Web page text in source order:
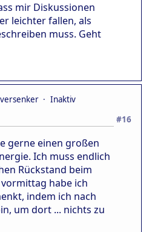
mir Diskussionen
leichter fallen, als
muss. Geht
Inaktiv
#16
gerne einen großen
Ich muss endlich
Rückstand beim
habe ich
indem ich nach
um dort ... nichts zu